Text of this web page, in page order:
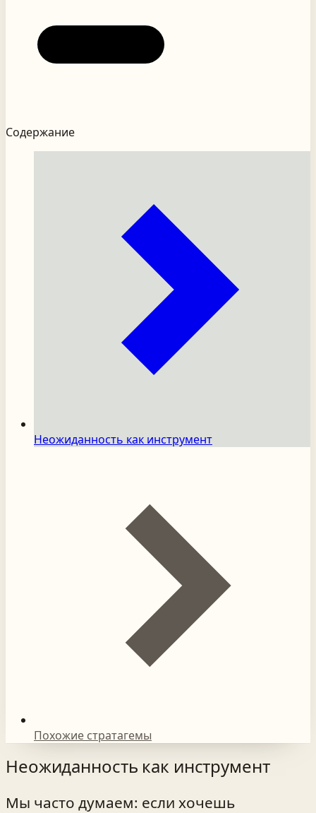
Содержание
Неожиданность как инструмент
Похожие стратагемы
Неожиданность как инструмент
Мы часто думаем: если хочешь